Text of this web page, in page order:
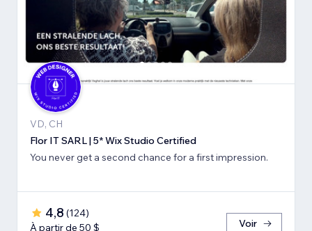
VD, CH
Flor IT SARL | 5* Wix Studio Certified
You never get a second chance for a first impression.
4,8 (124)
À partir de 50 $
Voir